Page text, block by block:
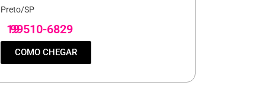
Preto/SP
19
99510-6829
COMO CHEGAR